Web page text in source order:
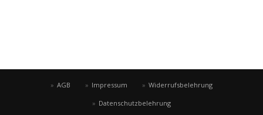
AGB Impressum Widerrufsbelehrung
Datenschutzbelehrung